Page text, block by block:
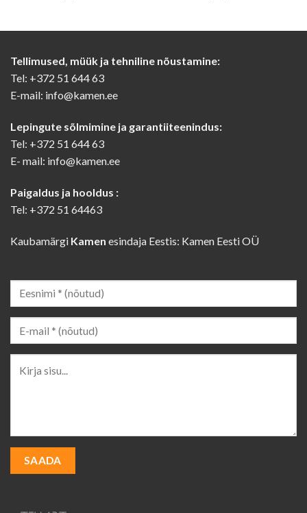
Tellimused, müük ja tehniline nõustamine:
Tel: +372 51 644 63
E-mail: info@kamen.ee
Lepingute sõlmimine ja garantiiteenindus:
Tel: +372 51 644 63
E- mail: info@kamen.ee
Paigaldus ja hooldus :
Tel: +372 51 64463
Kaubamärgi Kamen esindaja Eestis: Kamen Eesti OÜ